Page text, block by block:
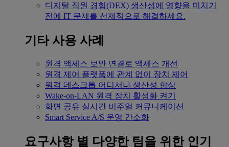
디지털 직원 경험(DEX) 생산성에 영향을 미치기
전에 IT 문제를 선제적으로 해결하세요.
기타 사용 사례
원격 액세스 보안 연결로 액세스 개선
원격 제어 플랫폼에 관계 없이 장치 제어
원격 데스크톱 어디서나 생산성 향상
Wake-on-LAN 원격 장치 활성화 켜기
화면 공유 실시간 비주얼 커뮤니케이션
Smart Service A/S 운영 간소화
요구사항 별 다양한 팀을 위한 인기